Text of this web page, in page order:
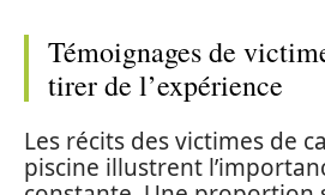
Témoignages de
tirer de l’expérience
Les récits des victimes de
piscine illustrent